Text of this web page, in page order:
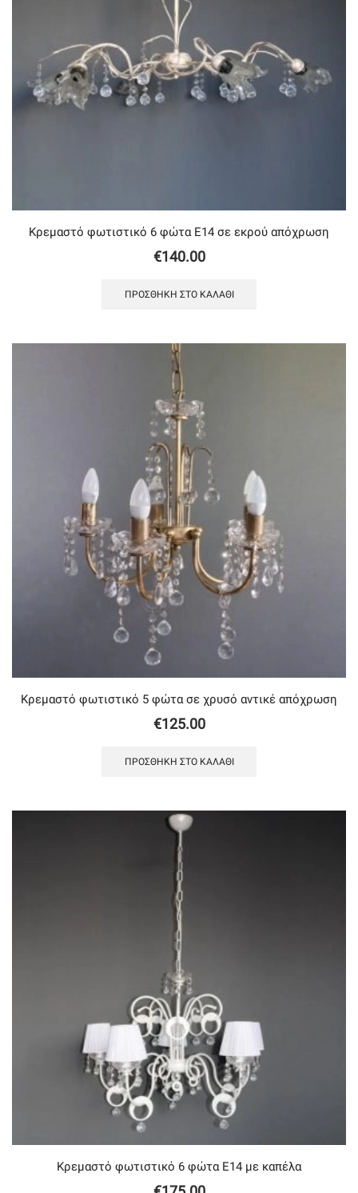
Κρεμαστό φωτιστικό 6 φώτα Ε14 σε εκρού απόχρωση
€140.00
ΠΡΟΣΘΉΚΗ ΣΤΟ ΚΑΛΆΘΙ
Κρεμαστό φωτιστικό 5 φώτα σε χρυσό αντικέ απόχρωση
€125.00
ΠΡΟΣΘΉΚΗ ΣΤΟ ΚΑΛΆΘΙ
Κρεμαστό φωτιστικό 6 φώτα Ε14 με καπέλα